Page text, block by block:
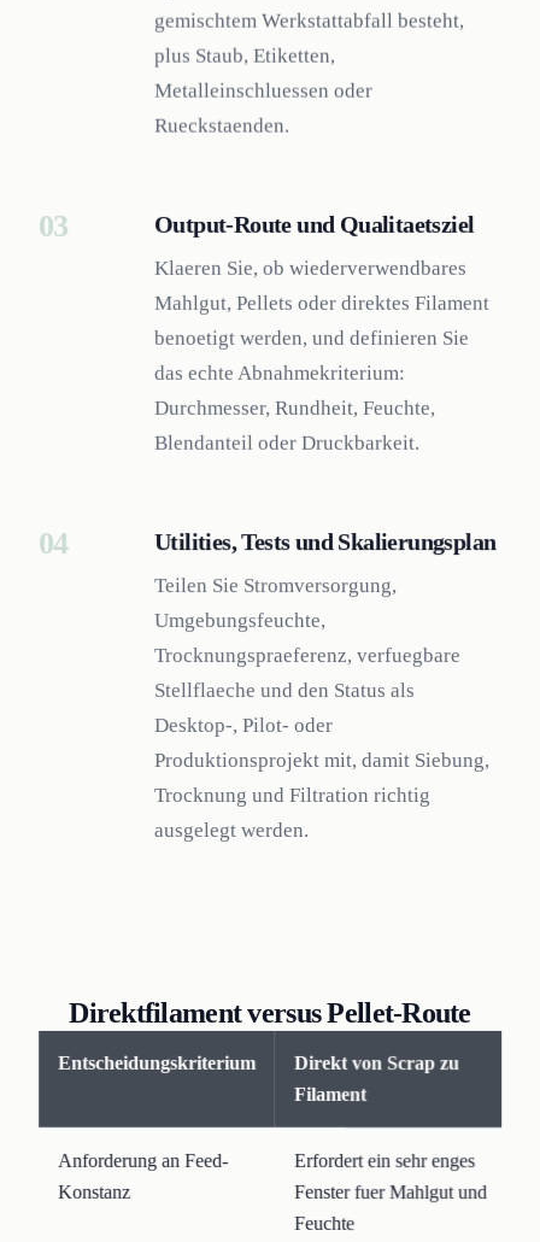
gemischtem Werkstattabfall besteht,
plus Staub, Etiketten,
Metalleinschluessen oder
Rueckstaenden.
03 Output-Route und Qualitaetsziel
Klaeren Sie, ob wiederverwendbares
Mahlgut, Pellets oder direktes Filament
benoetigt werden, und definieren Sie
das echte Abnahmekriterium:
Durchmesser, Rundheit, Feuchte,
Blendanteil oder Druckbarkeit.
04 Utilities, Tests und Skalierungsplan
Teilen Sie Stromversorgung,
Umgebungsfeuchte,
Trocknungspraeferenz, verfuegbare
Stellflaeche und den Status als
Desktop-, Pilot- oder
Produktionsprojekt mit, damit Siebung,
Trocknung und Filtration richtig
ausgelegt werden.
Direktfilament versus Pellet-Route
Entscheidungskriterium
Direkt von Scrap zu
Filament
Anforderung an Feed-
Konstanz
Erfordert ein sehr enges
Fenster fuer Mahlgut und
Feuchte